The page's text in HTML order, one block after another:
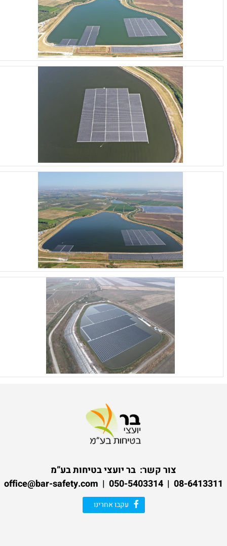
צור קשר: בר יועצי בטיחות בע”מ
08-6413311 | 050-5403314 | office@bar-safety.com
עקבו אחרינו